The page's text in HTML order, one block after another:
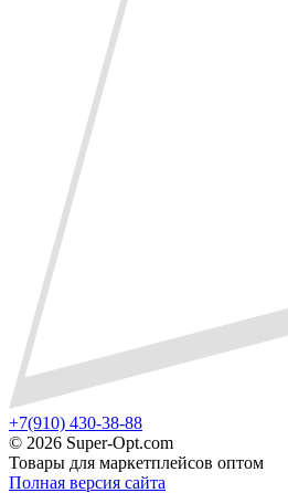
+7(910) 430-38-88
© 2026 Super-Opt.com
Товары для маркетплейсов оптом
Полная версия сайта